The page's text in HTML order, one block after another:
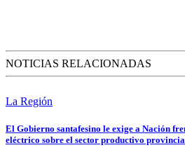
NOTICIAS RELACIONADAS
La Región
El Gobierno santafesino le exige a Nación
eléctrico sobre el sector productivo